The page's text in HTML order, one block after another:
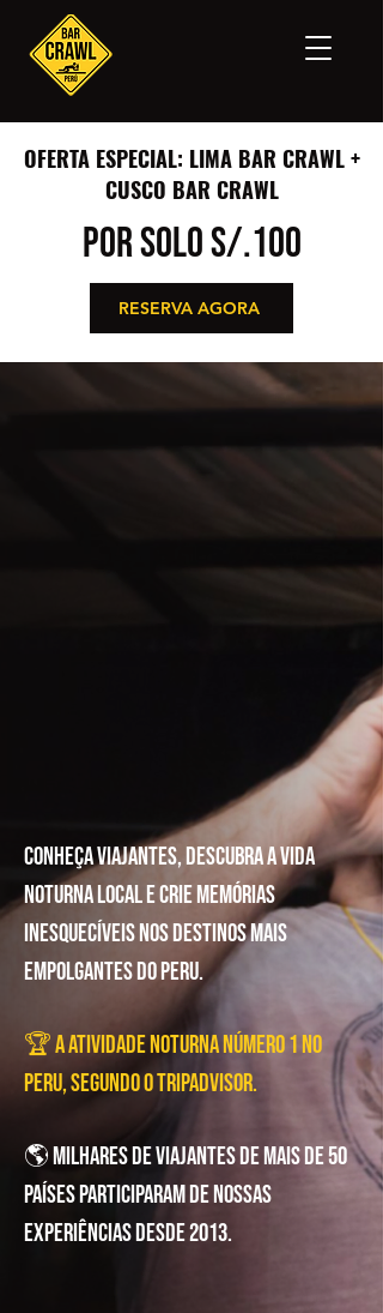
OFERTA ESPECIAL: LIMA BAR CRAWL +
CUSCO BAR CRAWL
POR SOLO S/.100
RESERVA AGORA
Conheça viajantes, descubra a vida
noturna local e crie memórias
inesquecíveis nos destinos mais
empolgantes do Peru.
🏆 A atividade noturna número 1 no
Peru, segundo o Tripadvisor.
🌎 Milhares de viajantes de mais de 50
países participaram de nossas
experiências desde 2013.